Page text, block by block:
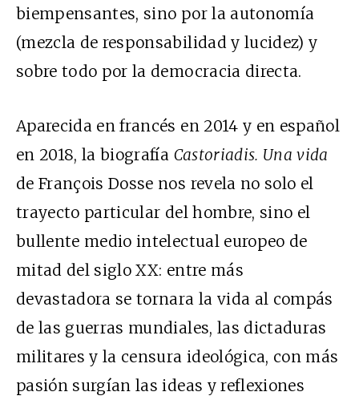
biempensantes, sino por la autonomía
(mezcla de responsabilidad y lucidez) y
sobre todo por la democracia directa.
Aparecida en francés en 2014 y en español
en 2018, la biografía Castoriadis. Una vida
de François Dosse nos revela no solo el
trayecto particular del hombre, sino el
bullente medio intelectual europeo de
mitad del siglo XX: entre más
devastadora se tornara la vida al compás
de las guerras mundiales, las dictaduras
militares y la censura ideológica, con más
pasión surgían las ideas y reflexiones